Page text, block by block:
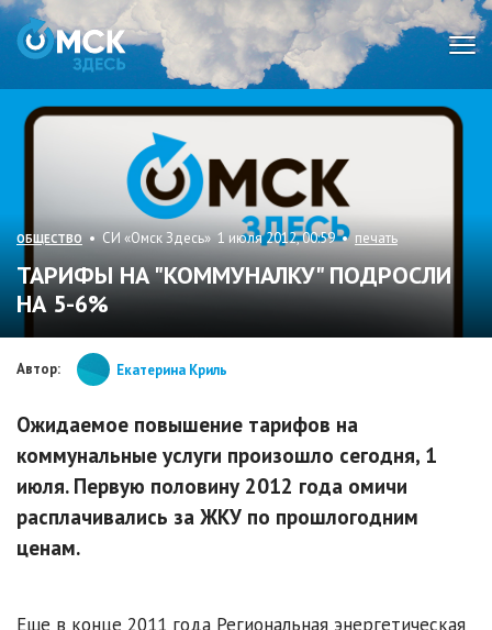
ОБЩЕСТВО • СИ «Омск Здесь» 1 июля 2012, 00:59 • печать
ТАРИФЫ НА "КОММУНАЛКУ" ПОДРОСЛИ
НА 5-6%
Автор: Екатерина Криль
Ожидаемое повышение тарифов на
коммунальные услуги произошло сегодня, 1
июля. Первую половину 2012 года омичи
расплачивались за ЖКУ по прошлогодним
ценам.
Еще в конце 2011 года Региональная энергетическая